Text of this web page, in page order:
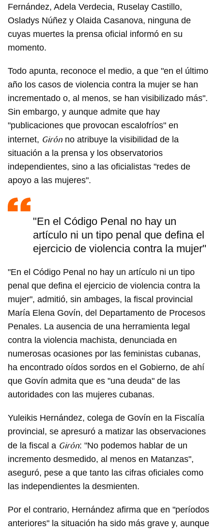
Fernández, Adela Verdecia, Ruselay Castillo,
Osladys Núñez y Olaida Casanova, ninguna de
cuyas muertes la prensa oficial informó en su
momento.
Todo apunta, reconoce el medio, a que "en el último
año los casos de violencia contra la mujer se han
incrementado o, al menos, se han visibilizado más".
Sin embargo, y aunque admite que hay
"publicaciones que provocan escalofríos" en
internet, Girón no atribuye la visibilidad de la
situación a la prensa y los observatorios
independientes, sino a las oficialistas "redes de
apoyo a las mujeres".
"En el Código Penal no hay un
artículo ni un tipo penal que defina el
ejercicio de violencia contra la mujer"
"En el Código Penal no hay un artículo ni un tipo
penal que defina el ejercicio de violencia contra la
mujer", admitió, sin ambages, la fiscal provincial
María Elena Govín, del Departamento de Procesos
Penales. La ausencia de una herramienta legal
contra la violencia machista, denunciada en
numerosas ocasiones por las feministas cubanas,
ha encontrado oídos sordos en el Gobierno, de ahí
que Govín admita que es "una deuda" de las
autoridades con las mujeres cubanas.
Yuleikis Hernández, colega de Govín en la Fiscalía
provincial, se apresuró a matizar las observaciones
de la fiscal a Girón: "No podemos hablar de un
incremento desmedido, al menos en Matanzas",
aseguró, pese a que tanto las cifras oficiales como
las independientes la desmienten.
Por el contrario, Hernández afirma que en "períodos
anteriores" la situación ha sido más grave y, aunque